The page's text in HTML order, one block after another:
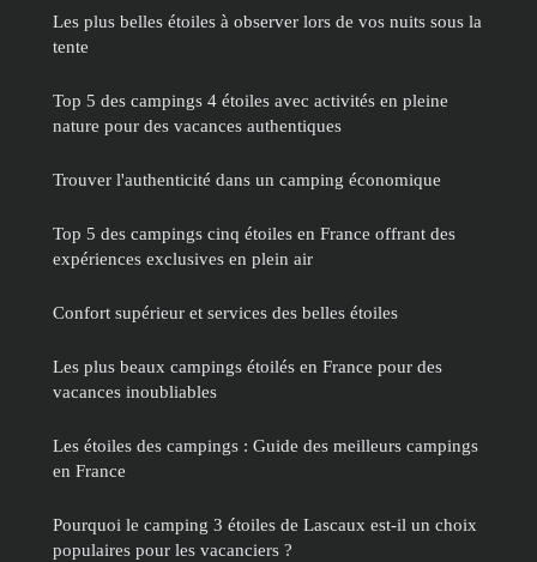
Les plus belles étoiles à observer lors de vos nuits sous la
tente
Top 5 des campings 4 étoiles avec activités en pleine
nature pour des vacances authentiques
Trouver l'authenticité dans un camping économique
Top 5 des campings cinq étoiles en France offrant des
expériences exclusives en plein air
Confort supérieur et services des belles étoiles
Les plus beaux campings étoilés en France pour des
vacances inoubliables
Les étoiles des campings : Guide des meilleurs campings
en France
Pourquoi le camping 3 étoiles de Lascaux est-il un choix
populaires pour les vacanciers ?